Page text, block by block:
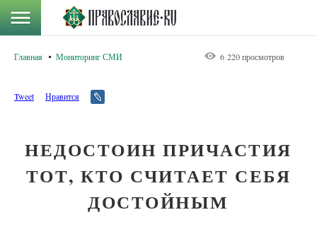
Главная Мониторинг СМИ 6 220 просмотров
Tweet Нравится
НЕДОСТОИН ПРИЧАСТИЯ
ТОТ, КТО СЧИТАЕТ СЕБЯ
ДОСТОЙНЫМ